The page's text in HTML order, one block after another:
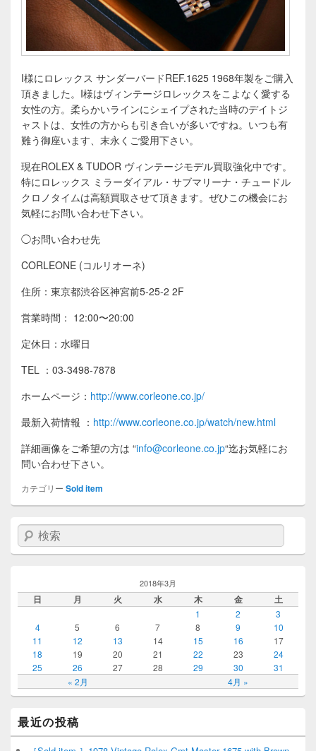
I様にロレックス サンダーバードREF.1625 1968年製をご購入
頂きました。I様はヴィンテージロレックスをこよなく愛する
女性の方。柔らかいラインにシェイプされた当時のデイトジ
ャストは、女性の方からも引き合いが多いですね。いつも有
難う御座います、末永くご愛用下さい。
現在ROLEX & TUDOR ヴィンテージモデル買取強化中です。
特にロレックス ミラーダイアル・サブマリーナ・チュードル
クロノタイムは高額買取させて頂きます。 ぜひこの機会にお
気軽にお問い合わせ下さい。
◯お問い合わせ先
CORLEONE (コルリオーネ)
住所：東京都渋谷区神宮前5-25-2 2F
営業時間： 12:00〜20:00
定休日：水曜日
TEL ：03-3498-7878
ホームページ： http://www.corleone.co.jp/
最新入荷情報 ： http://www.corleone.co.jp/watch/new.html
詳細画像をご希望の方は “info@corleone.co.jp“迄お気軽にお
問い合わせ下さい。
カテゴリー Sold item
検索
2018年3月
日 月 火 水 木 金 土
« 2月 4月 »
1 2
3
4
5 6 7 8 9
10
11
12 13 14 15 16
17
18
19 20 21 22 23
24
25
26 27 28 29 30 31
最近の投稿